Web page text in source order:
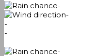
-
-
-
-
-